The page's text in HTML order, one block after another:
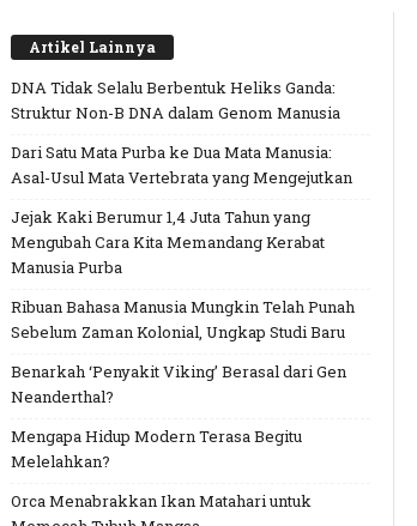
Artikel Lainnya
DNA Tidak Selalu Berbentuk Heliks Ganda:
Struktur Non-B DNA dalam Genom Manusia
Dari Satu Mata Purba ke Dua Mata Manusia:
Asal-Usul Mata Vertebrata yang Mengejutkan
Jejak Kaki Berumur 1,4 Juta Tahun yang
Mengubah Cara Kita Memandang Kerabat
Manusia Purba
Ribuan Bahasa Manusia Mungkin Telah Punah
Sebelum Zaman Kolonial, Ungkap Studi Baru
Benarkah ‘Penyakit Viking’ Berasal dari Gen
Neanderthal?
Mengapa Hidup Modern Terasa Begitu
Melelahkan?
Orca Menabrakkan Ikan Matahari untuk